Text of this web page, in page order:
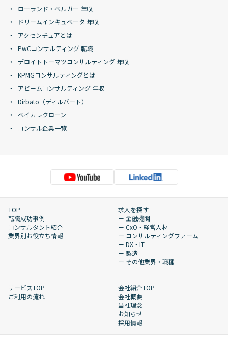
ローランド・ベルガー 年収
ドリームインキュベータ 年収
アクセンチュアとは
PwCコンサルティング 転職
デロイトトーマツコンサルティング 年収
KPMGコンサルティングとは
アビームコンサルティング 年収
Dirbato（ディルバート）
ベイカレクローン
コンサル企業一覧
TOP
転職成功事例
コンサルタント紹介
業界別お役立ち情報
求人を探す
ー 金融機関
ー CxO・経営人材
ー コンサルティングファーム
ー DX・IT
ー 製造
ー その他業界・職種
サービスTOP
ご利用の流れ
会社紹介TOP
会社概要
当社理念
お知らせ
採用情報